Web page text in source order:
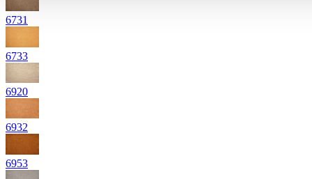
6731
6733
6920
6932
6953